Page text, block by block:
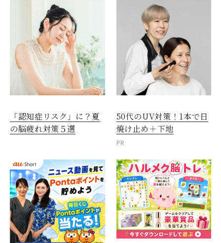
「認知症リスク」に？夏
の脳疲れ対策５選
50代のUV対策！1本で日
焼け止め＋下地
PR